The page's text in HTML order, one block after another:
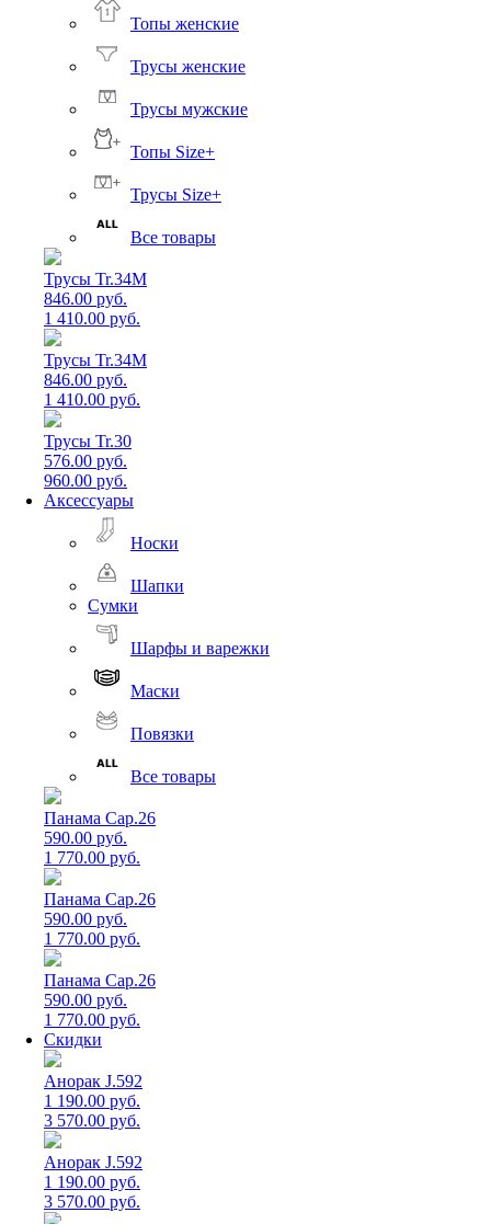
Топы женские
Трусы женские
Трусы мужские
Топы Size+
Трусы Size+
Все товары
Трусы Tr.34M
846.00 руб.
1 410.00 руб.
Трусы Tr.34M
846.00 руб.
1 410.00 руб.
Трусы Tr.30
576.00 руб.
960.00 руб.
Аксессуары
Носки
Шапки
Сумки
Шарфы и варежки
Маски
Повязки
Все товары
Панама Cap.26
590.00 руб.
1 770.00 руб.
Панама Cap.26
590.00 руб.
1 770.00 руб.
Панама Cap.26
590.00 руб.
1 770.00 руб.
Скидки
Анорак J.592
1 190.00 руб.
3 570.00 руб.
Анорак J.592
1 190.00 руб.
3 570.00 руб.